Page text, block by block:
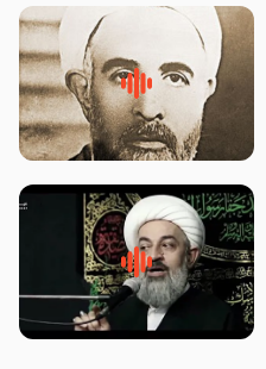
روضه‌ی مجلس یزید ملعون و
اسارت اهل‌بیت علیهم‌السلام –
محدث زاده
زیارتی که اسباب رزق زیاد و عمر
طولانی است حجت السلام حسین